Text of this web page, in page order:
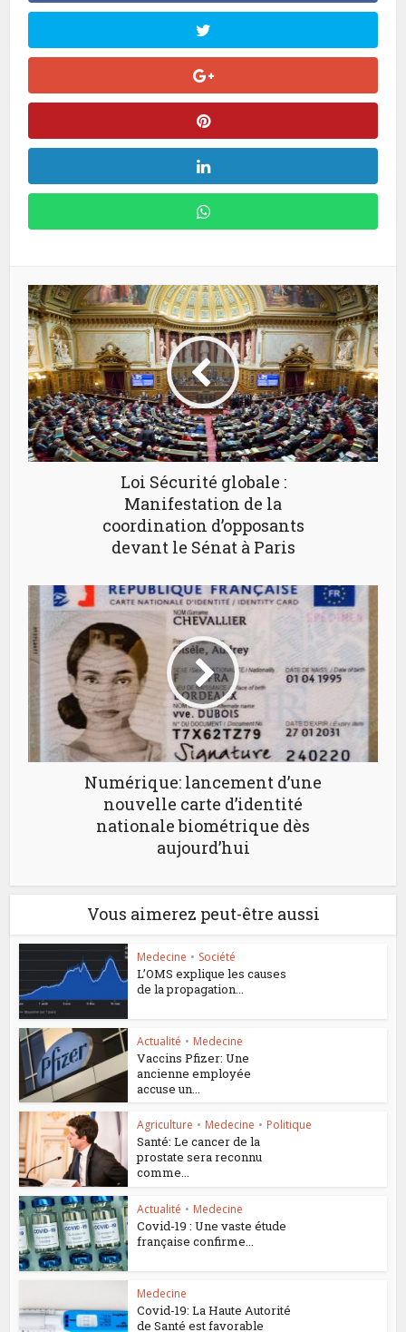
Loi Sécurité globale :
Manifestation de la
coordination d’opposants
devant le Sénat à Paris
Numérique: lancement d’une
nouvelle carte d’identité
nationale biométrique dès
aujourd’hui
Vous aimerez peut-être aussi
Medecine • Société
L’OMS explique les causes
de la propagation...
Actualité • Medecine
Vaccins Pfizer: Une
ancienne employée
accuse un...
Agriculture • Medecine • Politique
Santé: Le cancer de la
prostate sera reconnu
comme...
Actualité • Medecine
Covid-19 : Une vaste étude
française confirme...
Medecine
Covid-19: La Haute Autorité
de Santé est favorable